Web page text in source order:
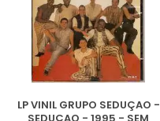
LP VINIL GRUPO SEDUÇAO -